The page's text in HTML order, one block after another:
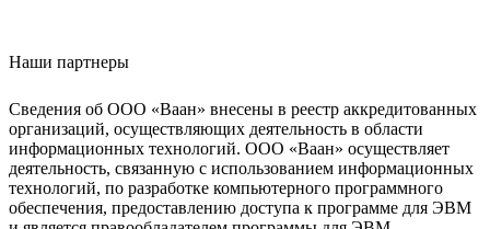
Наши партнеры
Сведения об ООО «Ваан» внесены в реестр аккредитованных
организаций, осуществляющих деятельность в области
информационных технологий. ООО «Ваан» осуществляет
деятельность, связанную с использованием информационных
технологий, по разработке компьютерного программного
обеспечения, предоставлению доступа к программе для ЭВМ